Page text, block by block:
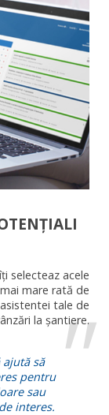
selecteaz acele
mare rată de
tale de
la șantiere.
să
pentru
sau
interes.